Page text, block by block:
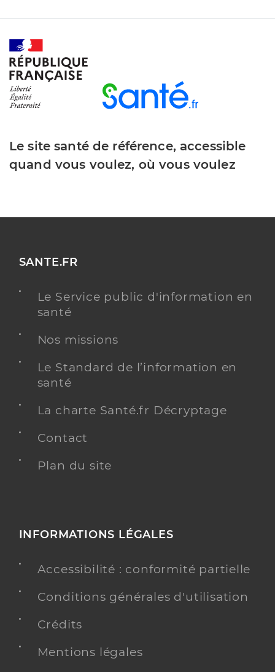
Le site santé de référence, accessible
quand vous voulez, où vous voulez
SANTE.FR
Le Service public d'information en
santé
Nos missions
Le Standard de l’information en
santé
La charte Santé.fr Décryptage
Contact
Plan du site
INFORMATIONS LÉGALES
Accessibilité : conformité partielle
Conditions générales d'utilisation
Crédits
Mentions légales